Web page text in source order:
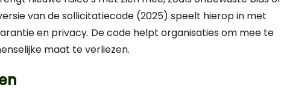
van de sollicitatiecode (2025) speelt hierop in met
en privacy. De code helpt organisaties om mee te
maat te verliezen.